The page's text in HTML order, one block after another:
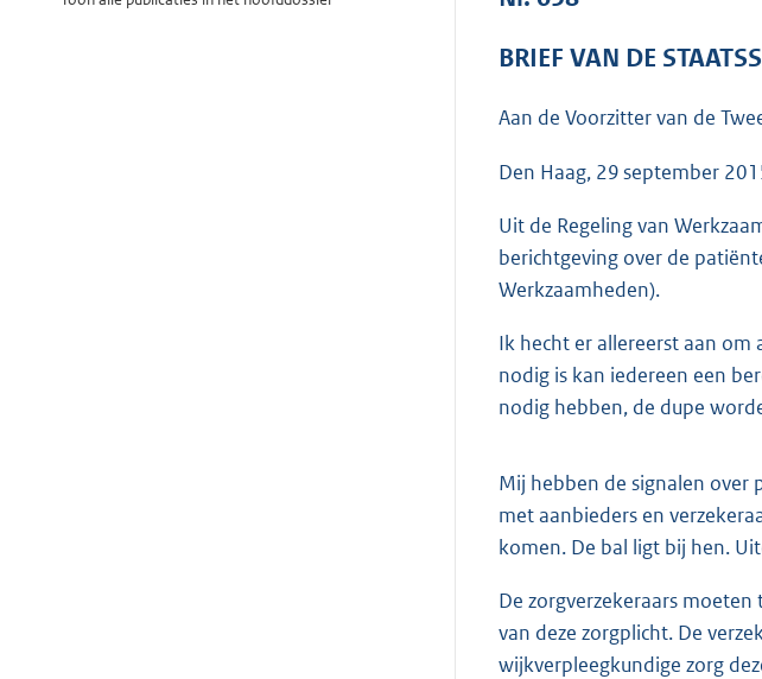
BRIEF VAN DE
Aan de Voorzitter van de
Den Haag, 29 september
Uit de Regeling van
berichtgeving over de
Werkzaamheden).
Ik hecht er allereerst aan
nodig is kan iedereen een
nodig hebben, de dupe
Mij hebben de signalen over
met aanbieders en
komen. De bal ligt bij hen.
De zorgverzekeraars
van deze zorgplicht. De
wijkverpleegkundige zorg